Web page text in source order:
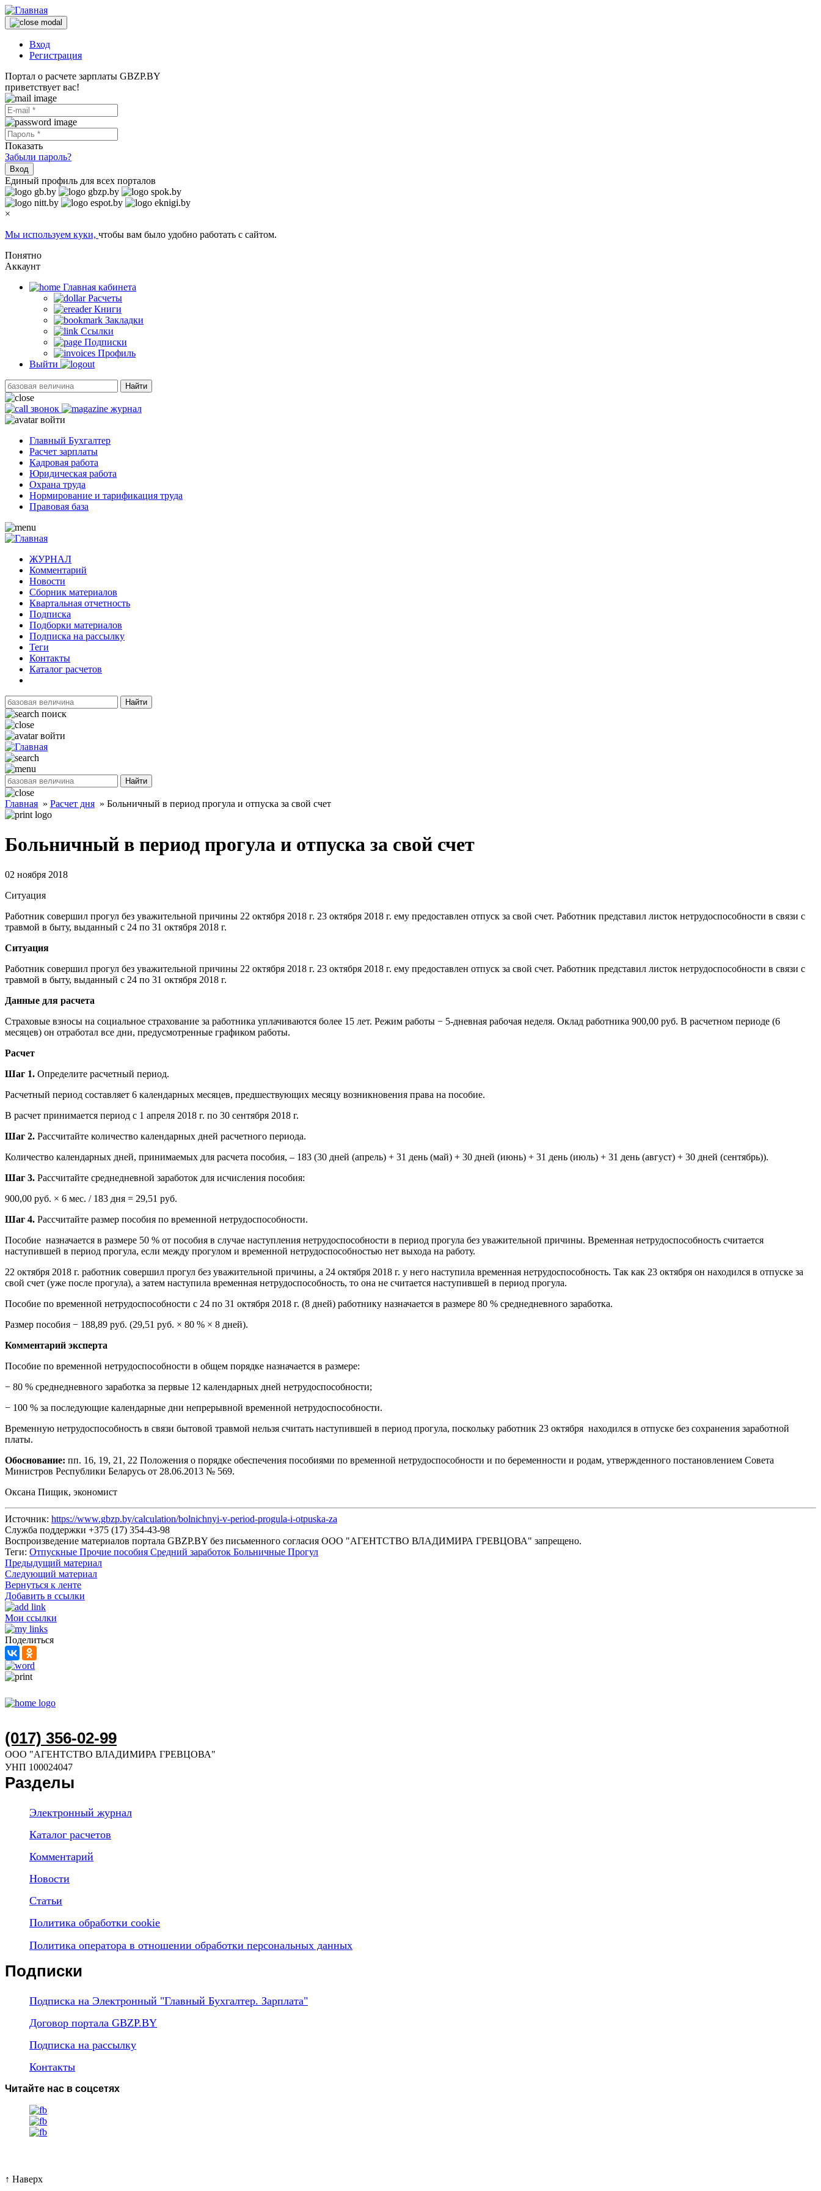
Вход
Регистрация
Портал о расчете зарплаты GBZP.BY
приветствует вас!
Показать
Забыли пароль?
Вход
Единый профиль для всех порталов
×
Мы используем куки, чтобы вам было удобно работать с сайтом.
Понятно
Аккаунт
Главная кабинетa
Расчеты
Книги
Закладки
Ссылки
Подписки
Профиль
Выйти
Найти
звонок
журнал
войти
Главный Бухгалтер
Расчет зарплаты
Кадровая работа
Юридическая работа
Охрана труда
Нормирование и тарификация труда
Правовая база
ЖУРНАЛ
Комментарий
Новости
Сборник материалов
Квартальная отчетность
Подписка
Подборки материалов
Подписка на рассылку
Теги
Контакты
Каталог расчетов
Найти
поиск
войти
Найти
Главная » Расчет дня » Больничный в период прогула и отпуска за свой счет
Больничный в период прогула и отпуска за свой счет
02 ноября 2018
Ситуация
Работник совершил прогул без уважительной причины 22 октября 2018 г. 23 октября 2018 г. ему предоставлен отпуск за свой счет. Работник представил листок нетрудоспособности в связи с
травмой в быту, выданный с 24 по 31 октября 2018 г.
Ситуация
Работник совершил прогул без уважительной причины 22 октября 2018 г. 23 октября 2018 г. ему предоставлен отпуск за свой счет. Работник представил листок нетрудоспособности в связи с
травмой в быту, выданный с 24 по 31 октября 2018 г.
Данные для расчета
Страховые взносы на социальное страхование за работника уплачиваются более 15 лет. Режим работы − 5-дневная рабочая неделя. Оклад работника 900,00 руб. В расчетном периоде (6
месяцев) он отработал все дни, предусмотренные графиком работы.
Расчет
Шаг 1. Определите расчетный период.
Расчетный период составляет 6 календарных месяцев, предшествующих месяцу возникновения права на пособие.
В расчет принимается период с 1 апреля 2018 г. по 30 сентября 2018 г.
Шаг 2. Рассчитайте количество календарных дней расчетного периода.
Количество календарных дней, принимаемых для расчета пособия, – 183 (30 дней (апрель) + 31 день (май) + 30 дней (июнь) + 31 день (июль) + 31 день (август) + 30 дней (сентябрь)).
Шаг 3. Рассчитайте среднедневной заработок для исчисления пособия:
900,00 руб. × 6 мес. / 183 дня = 29,51 руб.
Шаг 4. Рассчитайте размер пособия по временной нетрудоспособности.
Пособие назначается в размере 50 % от пособия в случае наступления нетрудоспособности в период прогула без уважительной причины. Временная нетрудоспособность считается
наступившей в период прогула, если между прогулом и временной нетрудоспособностью нет выхода на работу.
22 октября 2018 г. работник совершил прогул без уважительной причины, а 24 октября 2018 г. у него наступила временная нетрудоспособность. Так как 23 октября он находился в отпуске за
свой счет (уже после прогула), а затем наступила временная нетрудоспособность, то она не считается наступившей в период прогула.
Пособие по временной нетрудоспособности с 24 по 31 октября 2018 г. (8 дней) работнику назначается в размере 80 % среднедневного заработка.
Размер пособия − 188,89 руб. (29,51 руб. × 80 % × 8 дней).
Комментарий эксперта
Пособие по временной нетрудоспособности в общем порядке назначается в размере:
− 80 % среднедневного заработка за первые 12 календарных дней нетрудоспособности;
− 100 % за последующие календарные дни непрерывной временной нетрудоспособности.
Временную нетрудоспособность в связи бытовой травмой нельзя считать наступившей в период прогула, поскольку работник 23 октября находился в отпуске без сохранения заработной
платы.
Обоснование: пп. 16, 19, 21, 22 Положения о порядке обеспечения пособиями по временной нетрудоспособности и по беременности и родам, утвержденного постановлением Совета
Министров Республики Беларусь от 28.06.2013 № 569.
Оксана Пищик, экономист
Источник: https://www.gbzp.by/calculation/bolnichnyi-v-period-progula-i-otpuska-za
Служба поддержки +375 (17) 354-43-98
Воспроизведение материалов портала GBZP.BY без письменного согласия OOO "АГЕНТСТВО ВЛАДИМИРА ГРЕВЦОВА" запрещено.
Теги: Отпускные Прочие пособия Средний заработок Больничные Прогул
Предыдущий материал
Следующий материал
Вернуться к ленте
Добавить в ссылки
Мои ссылки
Поделиться
(017) 356-02-99
ООО "АГЕНТСТВО ВЛАДИМИРА ГРЕВЦОВА"
УНП 100024047
Разделы
Электронный журнал
Каталог расчетов
Комментарий
Новости
Статьи
Политика обработки cookie
Политика оператора в отношении обработки персональных данных
Подписки
Подписка на Электронный "Главный Бухгалтер. Зарплата"
Договор портала GBZP.BY
Подписка на рассылку
Контакты
Читайте нас в соцсетях
↑ Наверх